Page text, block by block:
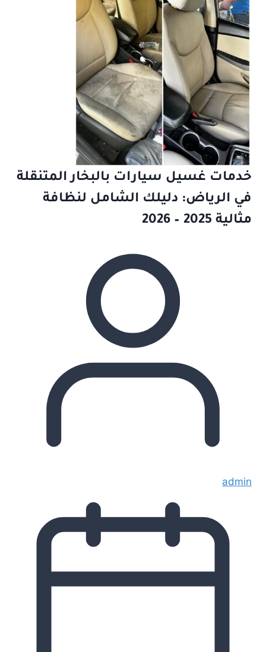
خدمات غسيل سيارات بالبخار المتنقلة
في الرياض: دليلك الشامل لنظافة
مثالية 2025 – 2026
admin